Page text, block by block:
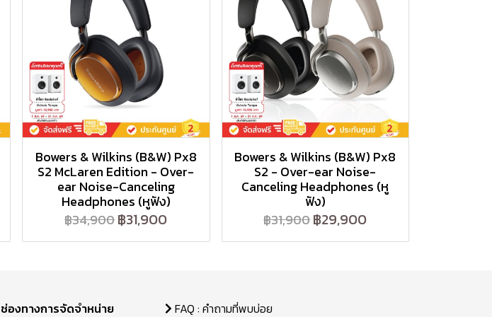
Bowers & Wilkins (B&W) Px8
S2 McLaren Edition - Over-
ear Noise-Canceling
Headphones (หูฟัง)
฿34,900฿31,900
Bowers & Wilkins (B&W) Px8
S2 - Over-ear Noise-
Canceling Headphones (หู
ฟัง)
฿31,900฿29,900
ช่องทางการจัดจำหน่าย
FAQ : คำถามที่พบบ่อย